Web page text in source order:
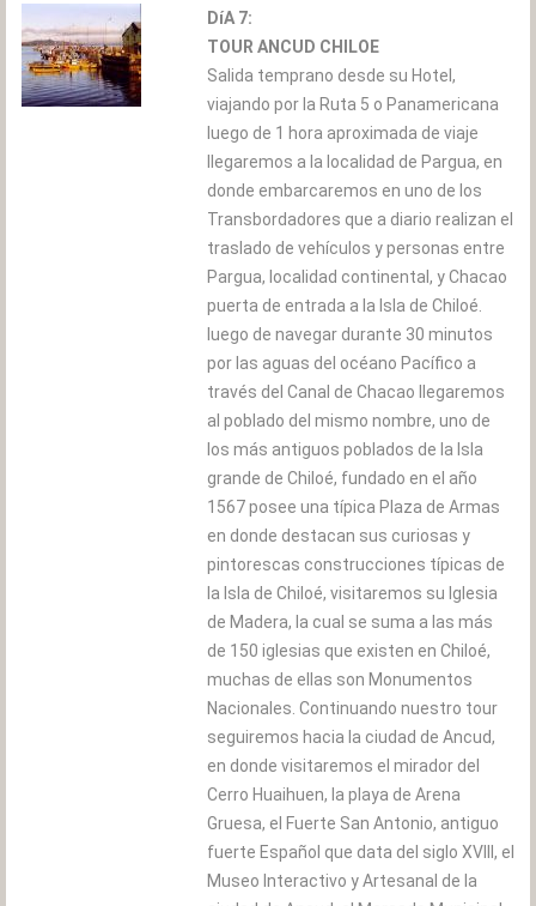
DíA 7:
TOUR ANCUD CHILOE
Salida temprano desde su Hotel,
viajando por la Ruta 5 o Panamericana
luego de 1 hora aproximada de viaje
llegaremos a la localidad de Pargua, en
donde embarcaremos en uno de los
Transbordadores que a diario realizan el
traslado de vehículos y personas entre
Pargua, localidad continental, y Chacao
puerta de entrada a la Isla de Chiloé.
luego de navegar durante 30 minutos
por las aguas del océano Pacífico a
través del Canal de Chacao llegaremos
al poblado del mismo nombre, uno de
los más antiguos poblados de la Isla
grande de Chiloé, fundado en el año
1567 posee una típica Plaza de Armas
en donde destacan sus curiosas y
pintorescas construcciones típicas de
la Isla de Chiloé, visitaremos su Iglesia
de Madera, la cual se suma a las más
de 150 iglesias que existen en Chiloé,
muchas de ellas son Monumentos
Nacionales. Continuando nuestro tour
seguiremos hacia la ciudad de Ancud,
en donde visitaremos el mirador del
Cerro Huaihuen, la playa de Arena
Gruesa, el Fuerte San Antonio, antiguo
fuerte Español que data del siglo XVIII, el
Museo Interactivo y Artesanal de la